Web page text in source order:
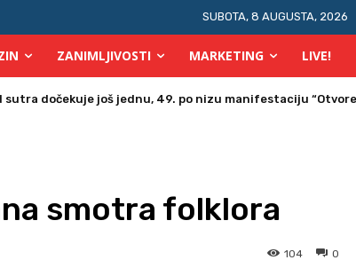
SUBOTA, 8 AUGUSTA, 2026
ZANIMLJIVOSTI MARKETING LIVE!
Bosni i Hercegovini posjetio Srebrenik
smotra folklora
0
104